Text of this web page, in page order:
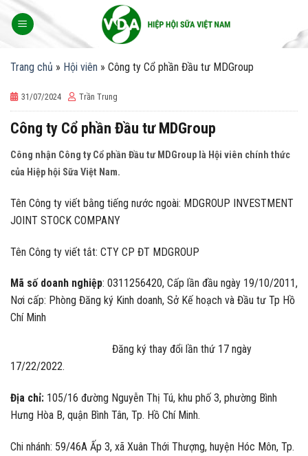
Trang chủ » Hội viên » Công ty Cổ phần Đầu tư MDGroup
31/07/2024 Trần Trung
Công ty Cổ phần Đầu tư MDGroup
Công nhận Công ty Cổ phần Đầu tư MDGroup là Hội viên chính thức
của Hiệp hội Sữa Việt Nam.
Tên Công ty viết bằng tiếng nước ngoài: MDGROUP INVESTMENT
JOINT STOCK COMPANY
Tên Công ty viết tắt: CTY CP ĐT MDGROUP
Mã số doanh nghiệp: 0311256420, Cấp lần đầu ngày 19/10/2011,
Nơi cấp: Phòng Đăng ký Kinh doanh, Sở Kế hoạch và Đầu tư Tp Hồ
Chí Minh
Đăng ký thay đổi lần thứ 17 ngày
17/22/2022.
Địa chỉ: 105/16 đường Nguyễn Thị Tú, khu phố 3, phường Bình
Hưng Hòa B, quận Bình Tân, Tp. Hồ Chí Minh.
Chi nhánh: 59/46A Ấp 3, xã Xuân Thới Thượng, huyện Hóc Môn, Tp.